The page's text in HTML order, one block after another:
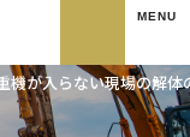
機が入らない現場の解体